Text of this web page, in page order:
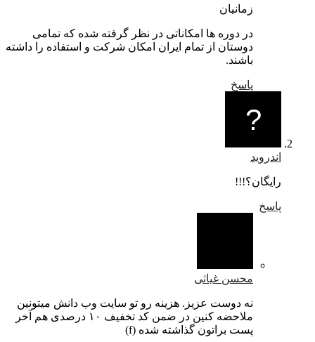
زمانیان
در دوره ها امکاناتی در نظر گرفته شده که تمامی
دوستان از تمام ایران امکان شرکت و استفاده را داشته
باشند.
پاسخ
اندروید
رایگان؟!!!
پاسخ
محسن غیاثی
نه دوست عزیز. هزینه رو تو سایت وب دانش میتونین
ملاحضه کنین در ضمن کد تخفیف ۱۰ درصدی هم آخر
پست براتون گذاشته شده (f)